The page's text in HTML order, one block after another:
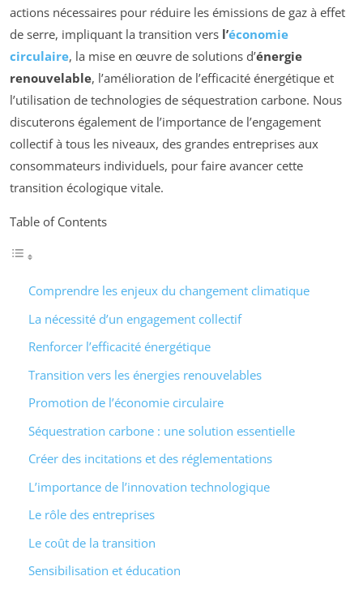
actions nécessaires pour réduire les émissions de gaz à effet
de serre, impliquant la transition vers l’économie
circulaire, la mise en œuvre de solutions d’énergie
renouvelable, l’amélioration de l’efficacité énergétique et
l’utilisation de technologies de séquestration carbone. Nous
discuterons également de l’importance de l’engagement
collectif à tous les niveaux, des grandes entreprises aux
consommateurs individuels, pour faire avancer cette
transition écologique vitale.
Table of Contents
Comprendre les enjeux du changement climatique
La nécessité d’un engagement collectif
Renforcer l’efficacité énergétique
Transition vers les énergies renouvelables
Promotion de l’économie circulaire
Séquestration carbone : une solution essentielle
Créer des incitations et des réglementations
L’importance de l’innovation technologique
Le rôle des entreprises
Le coût de la transition
Sensibilisation et éducation